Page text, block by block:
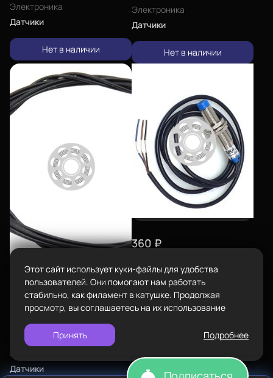
Электроника
Датчики
Нет в наличии
Электроника
Датчики
Нет в наличии
60₽
Выключатель концевой
Электроника
Датчики
360 ₽
индуктивный ø18мм
Электроника
Каталог
Пластик BestFilament
Комплектующие
Подарочные сертификаты
Город
Екатеринбург
Телефон
позвонить
ул.Проезжая дом 9а
проложить
маршрут
Режим работы
Задать вопрос
info@bestfilament.ru
Политика конфиденциальности
Этот сайт использует куки-файлы для удобства
пользователей. Они помогают нам работать
стабильно, как филамент в катушке. Продолжая
просмотр, вы соглашаетесь на их использование
Принять Подробнее